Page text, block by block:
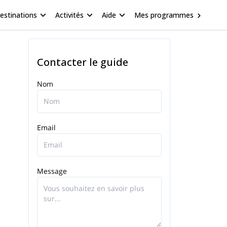
Activités Aide Mes programmes
Contacter le guide
Nom
Email
Message